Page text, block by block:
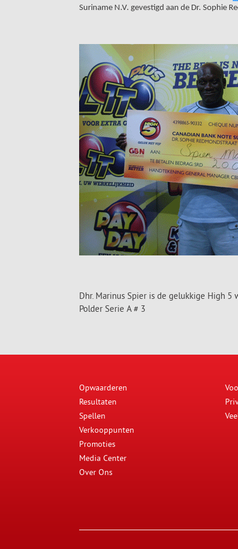
Suriname N.V. gevestigd aan de Dr. Sophie
Dhr. Marinus Spier is de gelukkige High
Polder Serie A # 3
Opwaarderen
Resultaten
Spellen
Verkooppunten
Promoties
Media Center
Over Ons